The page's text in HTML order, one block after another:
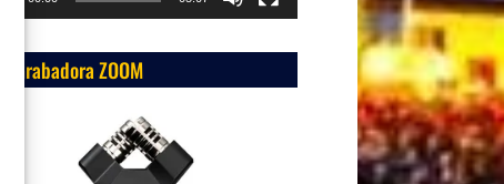
💥 Grabadora ZOOM